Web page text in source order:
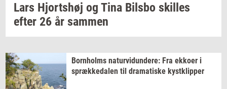
Lars Hjorts­høj og Tina Bils­bo skil­les
efter 26 år sam­men
Born­holms na­tur­vi­dun­de­re: Fra ek­ko­er i
spræk­ke­da­len til dra­ma­ti­ske kyst­klip­per